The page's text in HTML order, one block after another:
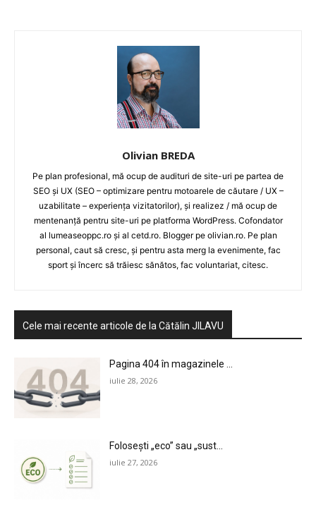
Olivian BREDA
Pe plan profesional, mă ocup de audituri de site-uri pe partea de
SEO și UX (SEO – optimizare pentru motoarele de căutare / UX –
uzabilitate – experiența vizitatorilor), și realizez / mă ocup de
mentenanță pentru site-uri pe platforma WordPress. Cofondator
al lumeaseoppc.ro și al cetd.ro. Blogger pe olivian.ro. Pe plan
personal, caut să cresc, și pentru asta merg la evenimente, fac
sport și încerc să trăiesc sănătos, fac voluntariat, citesc.
Cele mai recente articole de la Cătălin JILAVU
Pagina 404 în magazinele ...
iulie 28, 2026
Folosești „eco” sau „sust...
iulie 27, 2026